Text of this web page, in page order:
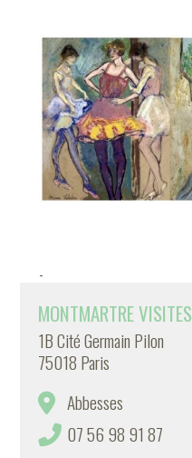
-
MONTMARTRE VISITES
1B Cité Germain Pilon
75018 Paris
Abbesses
07 56 98 91 87